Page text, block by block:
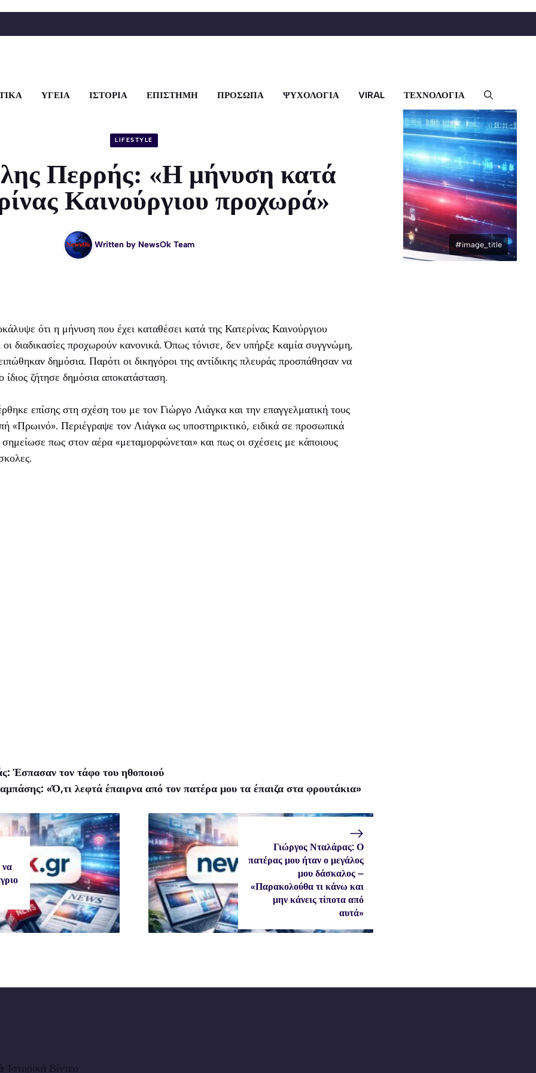
ΥΓΕΙΑ ΙΣΤΟΡΙΑ ΕΠΙΣΤΗΜΗ ΠΡΟΣΩΠΑ ΨΥΧΟΛΟΓΙΑ VIRAL ΤΕΧΝΟΛΟΓΙΑ
#image_title
LIFESTYLE
Περρής: «Η μήνυση κατά
Καινούργιου προχωρά»
Written by NewsOk Team
ότι η μήνυση που έχει καταθέσει κατά της Κατερίνας Καινούργιου
διαδικασίες προχωρούν κανονικά. Όπως τόνισε, δεν υπήρξε καμία συγγνώμη,
δημόσια. Παρότι οι δικηγόροι της αντίδικης πλευράς προσπάθησαν να
ζήτησε δημόσια αποκατάσταση.
επίσης στη σχέση του με τον Γιώργο Λιάγκα και την επαγγελματική τους
«Πρωινό». Περιέγραψε τον Λιάγκα ως υποστηρικτικό, ειδικά σε προσωπικά
πως στον αέρα «μεταμορφώνεται» και πως οι σχέσεις με κάποιους
Έσπασαν τον τάφο του ηθοποιού
«Ό,τι λεφτά έπαιρνα από τον πατέρα μου τα έπαιζα στα φρουτάκια»
Γιώργος Νταλάρας: Ο
πατέρας μου ήταν ο μεγάλος
μου δάσκαλος –
«Παρακολούθα τι κάνω και
μην κάνεις τίποτα από
αυτά»
Βίντεο